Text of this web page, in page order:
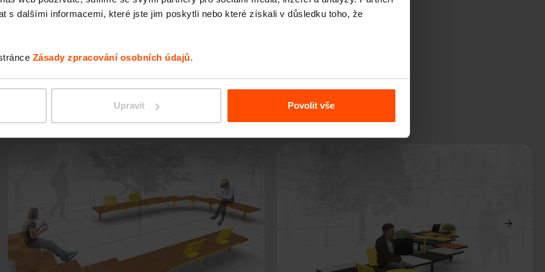
s dalšími informacemi, které jste jim poskytli nebo které získali v důsledku toho, že
Zásady zpracování osobních údajů.
Upravit Povolit vše